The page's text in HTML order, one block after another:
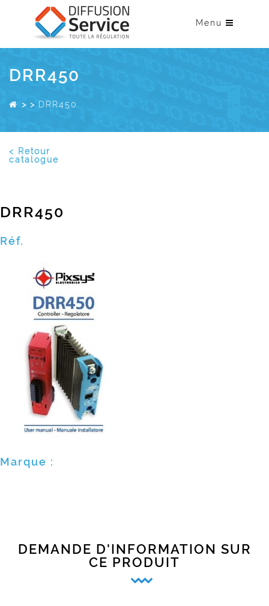
Menu
DRR450
> > DRR450
< Retour
catalogue
DRR450
Réf.
Marque :
DEMANDE D'INFORMATION SUR
CE PRODUIT